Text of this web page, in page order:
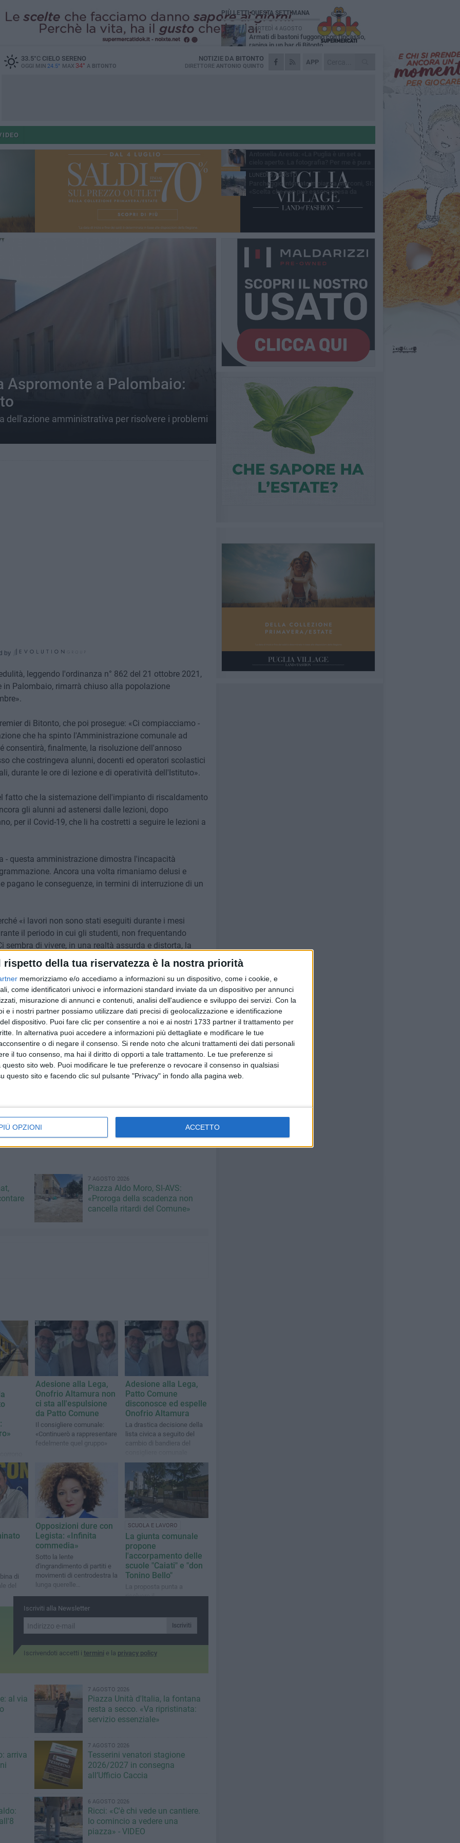
rispetto della tua riservatezza è la nostra priorità
memorizziamo e/o accediamo a informazioni su un dispositivo, come i cookie, e
come identificatori univoci e informazioni standard inviate da un dispositivo per annunci
misurazione di annunci e contenuti, analisi dell'audience e sviluppo dei servizi. Con la
e i nostri partner possiamo utilizzare dati precisi di geolocalizzazione e identificazione
dispositivo. Puoi fare clic per consentire a noi e ai nostri 1733 partner il trattamento per
In alternativa puoi accedere a informazioni più dettagliate e modificare le tue
o di negare il consenso. Si rende noto che alcuni trattamenti dei dati personali
il tuo consenso, ma hai il diritto di opporti a tale trattamento. Le tue preferenze si
sito web. Puoi modificare le tue preferenze o revocare il consenso in qualsiasi
questo sito e facendo clic sul pulsante "Privacy" in fondo alla pagina web.
OPZIONI ACCETTO
33.5°CCIELO SERENO
OGGI MIN 24.5° MAX 34° A BITONTO
APP
NOTIZIE DA BITONTO
DIRETTORE ANTONIO QUINTO
Aspromonte a Palombaio:
dell'azione amministrativa per risolvere i problemi
by
leggendo l'ordinanza n° 862 del 21 ottobre 2021,
Palombaio, rimarrà chiuso alla popolazione
di Bitonto, che poi prosegue: «Ci compiacciamo -
che ha spinto l'Amministrazione comunale ad
consentirà, finalmente, la risoluzione dell'annoso
che costringeva alunni, docenti ed operatori scolastici
durante le ore di lezione e di operatività dell'Istituto».
fatto che la sistemazione dell'impianto di riscaldamento
gli alunni ad astenersi dalle lezioni, dopo
per il Covid-19, che li ha costretti a seguire le lezioni a
- questa amministrazione dimostra l'incapacità
Ancora una volta rimaniamo delusi e
le conseguenze, in termini di interruzione di un
«i lavori non sono stati eseguiti durante i mesi
il periodo in cui gli studenti, non frequentando
di vivere, in una realtà assurda e distorta, la
impegnata durante l'estate a cantare con il suo noioso
e alle necessità che conseguono dal freddo
di quel plesso, appunto la mancanza di un
scorso anno e avevamo chiesto di utilizzare
che si fossero resi necessari per il miglioramento
ma anche nel resto della Città.
O peggio per non sapere cosa sia
necessita».
che subiranno inevitabilmente questo disagio a
presenza delle lezioni: «Gli studenti e i genitori di
a protestare per il disservizio che vivranno
L'unica nota positiva, e lo speriamo sinceramente,
adeguato impianto di riscaldamento che non si rompa
7 AGOSTO 2026
Piazza Aldo Moro, SI-AVS:
«Proroga della scadenza non
cancella ritardi del Comune»
polizia
Adesione alla Lega,
Onofrio Altamura non
ci sta all'espulsione
da Patto Comune
Il consigliere comunale:
«Continuerò a rappresentare
fedelmente quel gruppo»
Adesione alla Lega,
Patto Comune
disconosce ed espelle
Onofrio Altamura
La drastica decisione della
lista civica a seguito del
cambio di bandiera del
di
del
Opposizioni dure con
Legista: «Infinita
commedia»
Sotto la lente
d'ingrandimento di partiti e
movimenti di centrodestra la
lunga querelle
per un posto in Consiglio
regionale
SCUOLA E LAVORO
La giunta comunale
propone
l'accorpamento delle
scuole "Caiati" e "don
Tonino Bello"
La proposta punta a
risolvere il
Iscriviti alla Newsletter
Iscriviti
Iscrivendoti accetti i termini e la privacy policy
al via
7 AGOSTO 2026
Piazza Unità d'Italia, la fontana
resta a secco. «Va ripristinata:
servizio essenziale»
arriva
7 AGOSTO 2026
Tesserini venatori stagione
2026/2027 in consegna
all’Ufficio Caccia
6 AGOSTO 2026
Ricci: «C'è chi vede un cantiere.
Io comincio a vedere una
piazza» - VIDEO
PIÙ LETTI QUESTA SETTIMANA
MARTEDÌ 4 AGOSTO
Armati di bastoni fuggono con l'incasso,
rapina in un bar di Bitonto
VENERDÌ 31 LUGLIO
Furti d'auto, scoperta la banda tra Bitonto e
Fratelli d'Italia Bitonto: «Vicinanza alla
LUNEDÌ 3 AGOSTO
poesia»
LUNEDÌ 3 AGOSTO
Parcheggio interrato in piazza Marconi, SI:
«Scelta che non può essere presa da